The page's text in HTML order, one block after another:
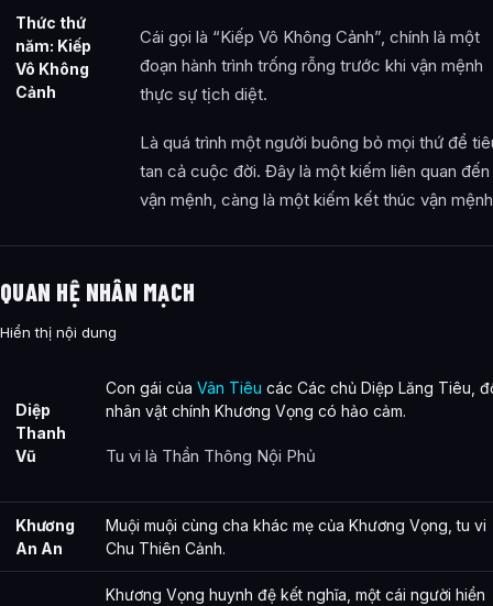
Thức thứ
năm: Kiếp
Vô Không
Cảnh
Cái gọi là “Kiếp Vô Không Cảnh”, chính là một
đoạn hành trình trống rỗng trước khi vận mệnh
thực sự tịch diệt.
Là quá trình một người buông bỏ mọi thứ để
tan cả cuộc đời. Đây là một kiếm liên quan đến
vận mệnh, càng là một kiếm kết thúc vận
QUAN HỆ NHÂN MẠCH
Hiển thị nội dung
Diệp
Thanh
Vũ
Con gái của Vân Tiêu các Các chủ Diệp Lăng Tiêu,
nhân vật chính Khương Vọng có hảo cảm.
Tu vi là Thần Thông Nội Phủ
Khương
An An
Muội muội cùng cha khác mẹ của Khương Vọng, tu vi
Chu Thiên Cảnh.
Khương Vọng huynh đệ kết nghĩa, một cái người hiền